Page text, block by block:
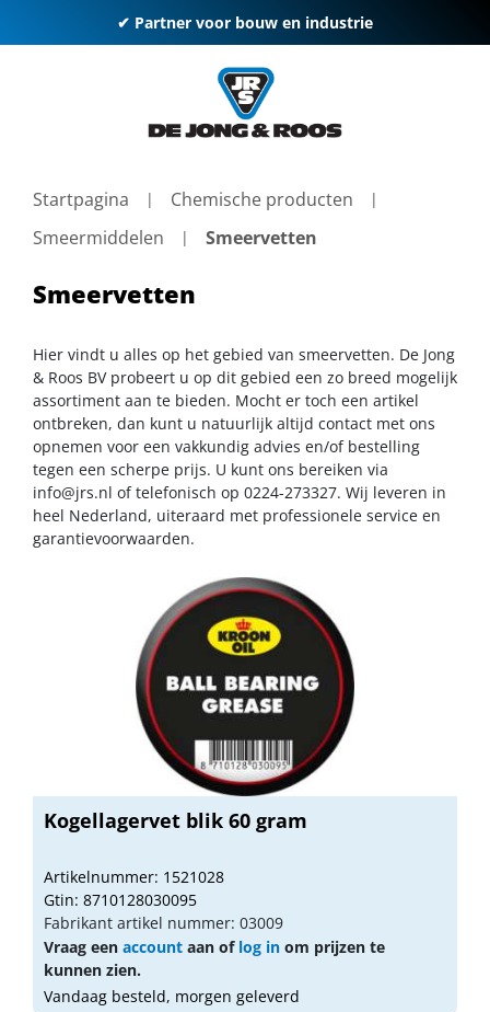
✔ Partner voor bouw en industrie
Startpagina
Chemische producten
Smeermiddelen
Smeervetten
Smeervetten
Hier vindt u alles op het gebied van smeervetten. De Jong
& Roos BV probeert u op dit gebied een zo breed mogelijk
assortiment aan te bieden. Mocht er toch een artikel
ontbreken, dan kunt u natuurlijk altijd contact met ons
opnemen voor een vakkundig advies en/of bestelling
tegen een scherpe prijs. U kunt ons bereiken via
info@jrs.nl of telefonisch op 0224-273327. Wij leveren in
heel Nederland, uiteraard met professionele service en
garantievoorwaarden.
Kogellagervet blik 60 gram
Artikelnummer: 1521028
Gtin: 8710128030095
Fabrikant artikel nummer: 03009
Vraag een account aan of log in om prijzen te
kunnen zien.
Vandaag besteld, morgen geleverd